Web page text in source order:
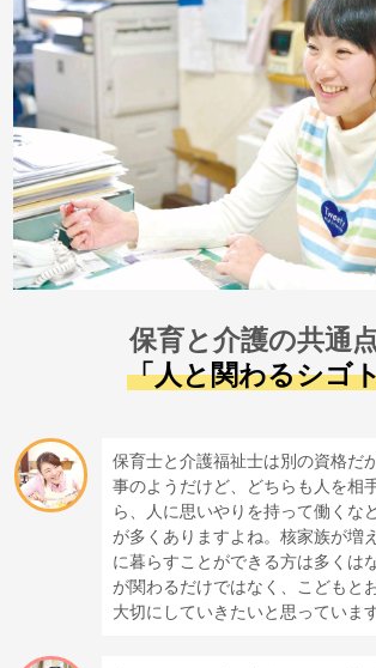
保育と介護の共通
「人と関わるシゴ
保育士と介護福祉士は別の資格だ
事のようだけど、どちらも人を相
ら、人に思いやりを持って働くな
が多くありますよね。核家族が増
に暮らすことができる方は多くは
が関わるだけではなく、こどもと
大切にしていきたいと思っています